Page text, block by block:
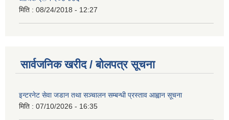
मिति : 08/24/2018 - 12:27
सार्वजनिक खरीद / बोलपत्र सूचना
इन्टरनेट सेवा जडान तथा सञ्चालन सम्बन्धी प्रस्ताव आह्वान सूचना
मिति : 07/10/2026 - 16:35